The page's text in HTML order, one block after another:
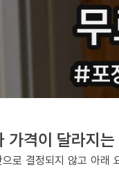
가격이 달라지
로 결정되지 않고 아래